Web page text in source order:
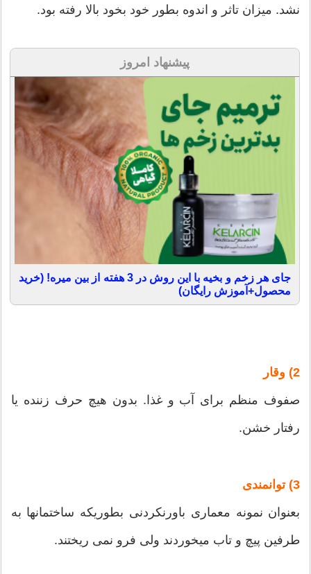
نشد. میزان تاثر و اندوه بطور خود بخود بالا رفته بود.
پیشنهاد امروز
جای هر زخم و بخیه با این روش در 3 هفته از بین میره! (خرید
محصول+آموزش رایگان)
2) وقار
صفوف منظم برای آب و غذا. بدون هیچ حرف زننده یا
رفتار خشن.
3) توانمندی
بعنوان نمونه معماری باورنکردنی بطوریکه ساختمانها به
طرفین پیچ و تاب میخوردند ولی فرو نمی ریختند.